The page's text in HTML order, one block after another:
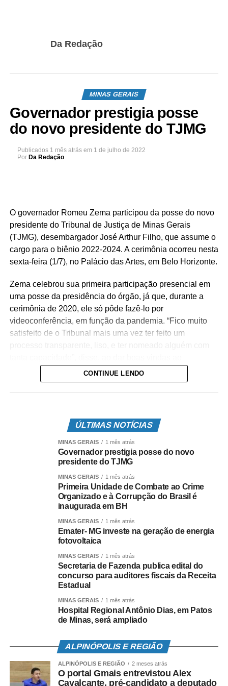
Da Redação
MINAS GERAIS
Governador prestigia posse
do novo presidente do TJMG
Publicados 1 mês atrás em 1 de julho de 2022
Por Da Redação
O governador Romeu Zema participou da posse do novo
presidente do Tribunal de Justiça de Minas Gerais
(TJMG), desembargador José Arthur Filho, que assume o
cargo para o biênio 2022-2024. A cerimônia ocorreu nesta
sexta-feira (1/7), no Palácio das Artes, em Belo Horizonte.
Zema celebrou sua primeira participação presencial em
uma posse da presidência do órgão, já que, durante a
cerimônia de 2020, ele só pôde fazê-lo por
videoconferência, em função da pandemia. “Fico muito
satisfeito de o Tribunal mais uma vez ter feito um
magistrado no comando da Casa.
O governador comentou sobre o respeito mútuo que que
contemporâneos de sua gestão à frente do estado.
“Somos um governo transparente, que preza por um bom
relacionamento, e tenho certeza que vamos aprimorar o
que já era bom”, afirmou.
O novo presidente do TJMG foi empossado pelo
antecessor, desembargador Gilson Soares Lemes, que
ocupava o cargo desde 2020. Ao transmitir a presidência,
Gilson Soares Lemes fez um balanço das conquistas
desses dois anos à frente do cargo. “Nesse biênio, muitas
sementes foram plantadas e os frutos estão agora sendo
tecnologia, infância e juventude, sustentabilidade e
combate à violência contra a mulher.
Leia Também: Minas Gerais terá recorde de agricultores
beneficiados pelo Garantia-Safra em 2022
Ele salientou o trabalho de conciliação do Tribunal para a
desempenhado após o rompimento da barragem de
e de repercussão mundial, no valor de quase R$38
bilhões, celebrado entre a mineradora Vale, o estado de
CONTINUE LENDO
ÚLTIMAS NOTÍCIAS
MINAS GERAIS 1 mês atrás
Governador prestigia posse do novo
presidente do TJMG
MINAS GERAIS 1 mês atrás
Primeira Unidade de Combate ao Crime
Organizado e à Corrupção do Brasil é
inaugurada em BH
MINAS GERAIS 1 mês atrás
Emater- MG investe na geração de energia
fotovoltaica
MINAS GERAIS 1 mês atrás
Secretaria de Fazenda publica edital do
concurso para auditores fiscais da Receita
Estadual
MINAS GERAIS 1 mês atrás
Hospital Regional Antônio Dias, em Patos
de Minas, será ampliado
ALPINÓPOLIS E REGIÃO
ALPINÓPOLIS E REGIÃO 2 meses atrás
O portal Gmais entrevistou Alex
Cavalcante, pré-candidato a deputado